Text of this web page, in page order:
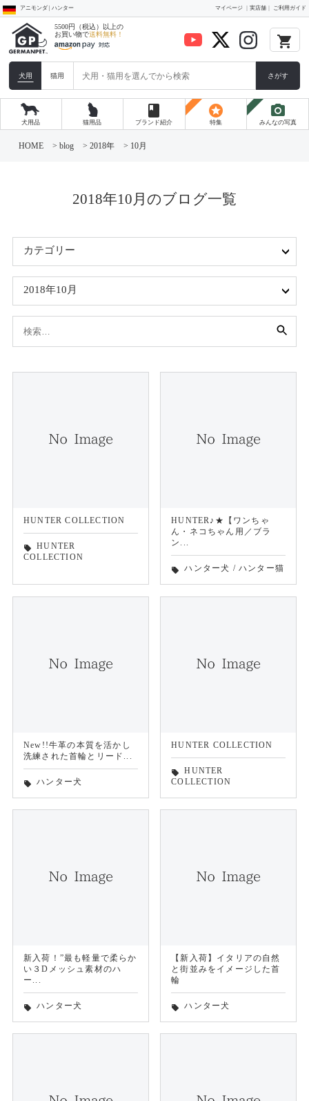
アニモンダ | ハンター マイページ 実店舗 ご利用ガイド
5500円（税込）以上の
お買い物で送料無料！ local_grocery_store
犬用 猫用 さがす
犬用品 猫用品
book
ブランド紹介
stars
特集
photo_camera
みんなの写真
HOME > blog > 2018年 > 10月
2018年10月のブログ一覧
カテゴリー
2018年10月
HUNTER COLLECTION
local_offer
HUNTER
COLLECTION
HUNTER♪★【ワンちゃ
ん・ネコちゃん用／ブラ
ン...
local_offer ハンター犬 /ハンター猫
New!!牛革の本質を活かし
洗練された首輪とリード...
local_offer ハンター犬
HUNTER COLLECTION
local_offer
HUNTER
COLLECTION
新入荷！”最も軽量で柔らか
い３Dメッシュ素材のハ
ー...
local_offer ハンター犬
【新入荷】イタリアの自然
と街並みをイメージした首
輪
local_offer ハンター犬